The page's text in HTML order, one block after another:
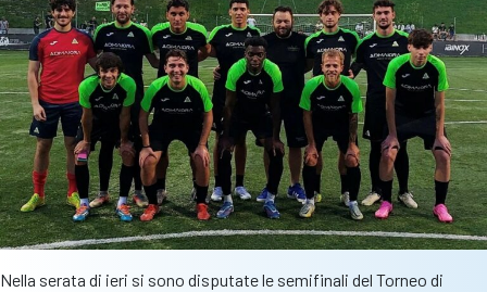
28
Nella serata di ieri si sono disputate le semifinali del Torneo di